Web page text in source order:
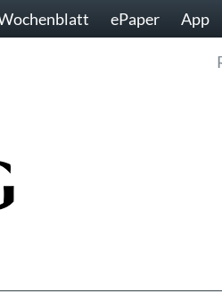
ePaper App